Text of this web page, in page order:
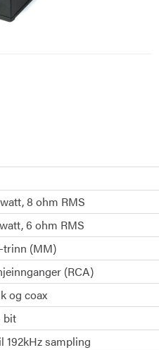
8 ohm RMS
6 ohm RMS
trinn (MM)
(RCA)
og coax
bit
192kHz sampling